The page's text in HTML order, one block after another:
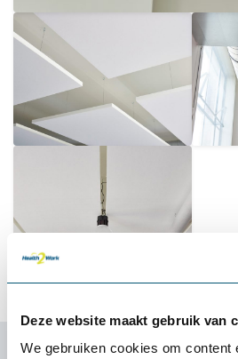
Deze website maakt gebruik van
We gebruiken cookies om content
De Friese vestiging van BrainSquare